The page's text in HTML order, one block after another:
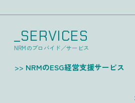
_SERVICES
NRMのプロバイド／サービス
NRMのESG経営支援サービス